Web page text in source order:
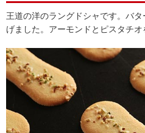
王道の洋のラングドシャです。バ
げました。アーモンドとピスタチオ